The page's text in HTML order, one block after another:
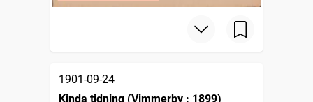
1901-09-24
Kinda tidning (Vimmerby : 1899)